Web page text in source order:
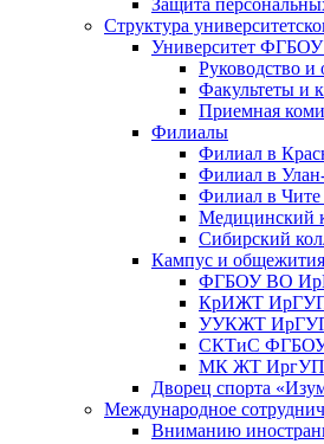
Защита
Структура
Университет
Руководство и
Факультеты и
Приемная
Филиалы
Филиал в
Филиал в
Филиал в
Медицинский
Сибирский
Кампус и общежития
ФГБОУ ВО
КрИЖТ
УУКЖТ
СКТиС
МК ЖТ
Дворец спорта
Международное
Вниманию